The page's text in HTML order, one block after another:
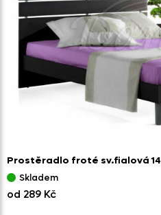
Prostěradlo froté sv.fialová 14
Skladem
od 289 Kč